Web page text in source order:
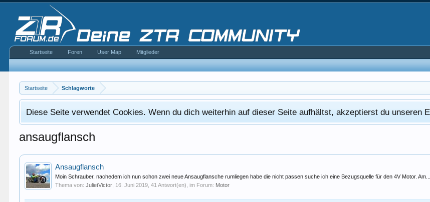
Startseite Schlagworte
Diese Seite verwendet Cookies. Wenn du dich weiterhin auf dieser Seite aufhältst, akzeptierst du unseren
ansaugflansch
Ansaugflansch
Moin Schrauber, nachedem ich nun schon zwei neue Ansaugflansche rumliegen habe die nicht passen suche ich eine Bezugsquelle für den 4V Motor. Am...
Thema von:JulietVictor 16. Juni 2019 , 41 Antwort(en), im Forum: Motor
Startseite Foren User Map Mitglieder